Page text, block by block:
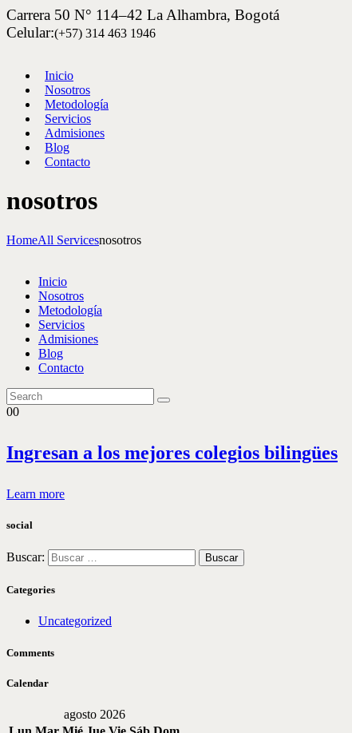
Carrera 50 N° 114–42 La Alhambra, Bogotá
Celular:(+57) 314 463 1946
Inicio
Nosotros
Metodología
Servicios
Admisiones
Blog
Contacto
nosotros
HomeAll Servicesnosotros
Inicio
Nosotros
Metodología
Servicios
Admisiones
Blog
Contacto
00
Ingresan a los mejores colegios bilingües
Learn more
social
Buscar:
Categories
Uncategorized
Comments
Calendar
agosto 2026